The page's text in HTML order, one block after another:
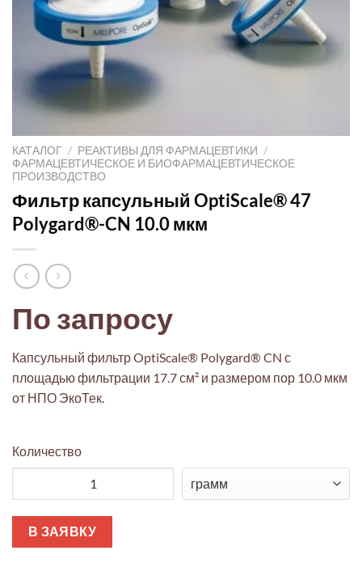
КАТАЛОГ / РЕАКТИВЫ ДЛЯ ФАРМАЦЕВТИКИ /
ФАРМАЦЕВТИЧЕСКОЕ И БИОФАРМАЦЕВТИЧЕСКОЕ
ПРОИЗВОДСТВО
Фильтр капсульный OptiScale® 47
Polygard®-CN 10.0 мкм
По запросу
Капсульный фильтр OptiScale® Polygard® CN с
площадью фильтрации 17.7 см² и размером пор 10.0 мкм
от НПО ЭкоТек.
Количество
В ЗАЯВКУ